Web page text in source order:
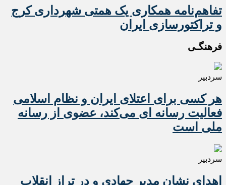
تفاهم‌نامه همکاری یک همتی شهرداری کرج
و تراکتورسازی ایران
فرهنگـی
سردبیر
هر کسی برای اعتلای ایران و نظام اسلامی
فعالیت رسانه ای می‌کند، عضوی از رسانه
ملی است
سردبیر
اهدای نشان مدیر جهادی و در تراز انقلاب